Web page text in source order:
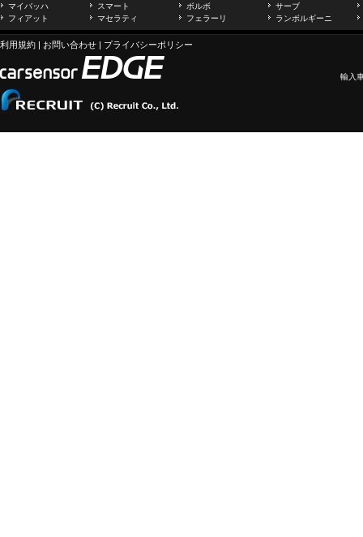
マイバッハ
スマート ボルボ
サーブ
フィアット
マセラティ フェラーリ ランボルギーニ
利用規約 | お問い合わせ | プライバシーポリシー
輸入